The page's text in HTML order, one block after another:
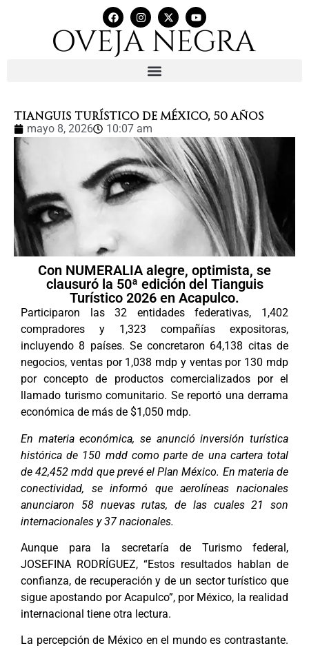
TIANGUIS TURÍSTICO DE MÉXICO, 50 AÑOS
mayo 8, 2026 10:07 am
Con NUMERALIA alegre, optimista, se
clausuró la 50ª edición del Tianguis
Turístico 2026 en Acapulco.
Participaron las 32 entidades federativas, 1,402
compradores y 1,323 compañías expositoras,
incluyendo 8 países. Se concretaron 64,138 citas de
negocios, ventas por 1,038 mdp y ventas por 130 mdp
por concepto de productos comercializados por el
llamado turismo comunitario. Se reportó una derrama
económica de más de $1,050 mdp.
En materia económica, se anunció inversión turística
histórica de 150 mdd como parte de una cartera total
de 42,452 mdd que prevé el Plan México. En materia de
conectividad, se informó que aerolíneas nacionales
anunciaron 58 nuevas rutas, de las cuales 21 son
internacionales y 37 nacionales.
Aunque para la secretaría de Turismo federal,
JOSEFINA RODRÍGUEZ, “Estos resultados hablan de
confianza, de recuperación y de un sector turístico que
sigue apostando por Acapulco”, por México, la realidad
internacional tiene otra lectura.
La percepción de México en el mundo es contrastante.